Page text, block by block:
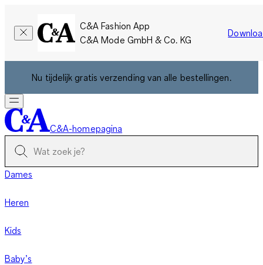
C&A Fashion App
C&A Mode GmbH & Co. KG
Nu tijdelijk gratis verzending van alle bestellingen.
C&A-homepagina
Dames
Heren
Kids
Baby’s